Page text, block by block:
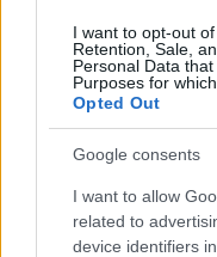
I want to opt-out
Retention, Sale,
Personal Data
Purposes for
Opted Out
Google consents
I want to allow
related to
device identifiers
Tudunk-e ezekre
telepíteni?
Ez attól függ, hogy
programról van
képes futtatni
de a teljesítmény
hardvertől és a
szeretne telepíteni,